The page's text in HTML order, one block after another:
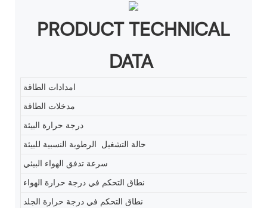
PRODUCT TECHNICAL
DATA
امدادات الطاقة
مدخلات الطاقة
درجة حرارة البيئة
حالة التشغيل الرطوبة النسبية للبيئة
نطاق التحكم في درجة حرارة الهواء
نطاق التحكم في درجة حرارة الجلد